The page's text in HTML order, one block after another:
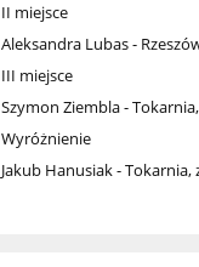
II miejsce
Aleksandra Lubas -
III miejsce
Szymon Ziembla -
Wyróżnienie
Jakub Hanusiak -